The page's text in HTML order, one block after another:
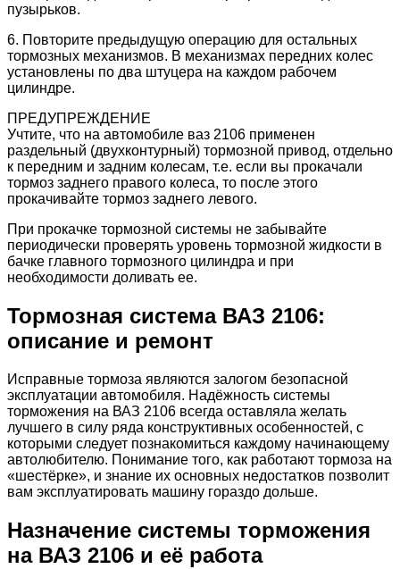
пузырьков.
6. Повторите предыдущую операцию для остальных
тормозных механизмов. В механизмах передних колес
установлены по два штуцера на каждом рабочем
цилиндре.
ПРЕДУПРЕЖДЕНИЕ
Учтите, что на автомобиле ваз 2106 применен
раздельный (двухконтурный) тормозной привод, отдельно
к передним и задним колесам, т.е. если вы прокачали
тормоз заднего правого колеса, то после этого
прокачивайте тормоз заднего левого.
При прокачке тормозной системы не забывайте
периодически проверять уровень тормозной жидкости в
бачке главного тормозного цилиндра и при
необходимости доливать ее.
Тормозная система ВАЗ 2106:
описание и ремонт
Исправные тормоза являются залогом безопасной
эксплуатации автомобиля. Надёжность системы
торможения на ВАЗ 2106 всегда оставляла желать
лучшего в силу ряда конструктивных особенностей, с
которыми следует познакомиться каждому начинающему
автолюбителю. Понимание того, как работают тормоза на
«шестёрке», и знание их основных недостатков позволит
вам эксплуатировать машину гораздо дольше.
Назначение системы торможения
на ВАЗ 2106 и её работа